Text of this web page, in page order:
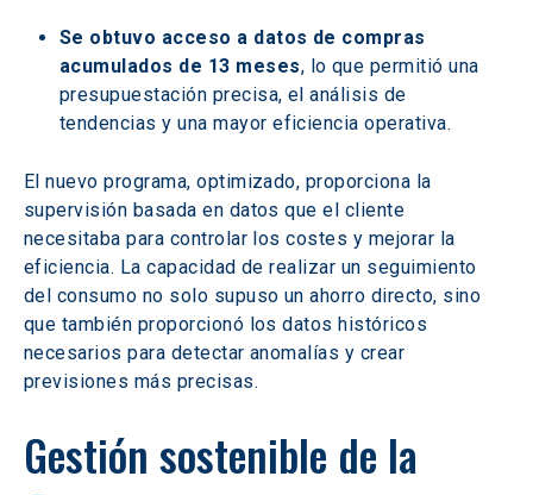
Se obtuvo acceso a datos de compras
acumulados de 13 meses, lo que permitió una
presupuestación precisa, el análisis de
tendencias y una mayor eficiencia operativa.
El nuevo programa, optimizado, proporciona la
supervisión basada en datos que el cliente
necesitaba para controlar los costes y mejorar la
eficiencia. La capacidad de realizar un seguimiento
del consumo no solo supuso un ahorro directo, sino
que también proporcionó los datos históricos
necesarios para detectar anomalías y crear
previsiones más precisas.
Gestión sostenible de la